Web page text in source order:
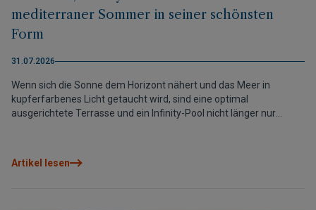
mediterraner Sommer in seiner schönsten
Form
31.07.2026
Wenn sich die Sonne dem Horizont nähert und das Meer in
kupferfarbenes Licht getaucht wird, sind eine optimal
ausgerichtete Terrasse und ein Infinity-Pool nicht länger nur
Artikel lesen